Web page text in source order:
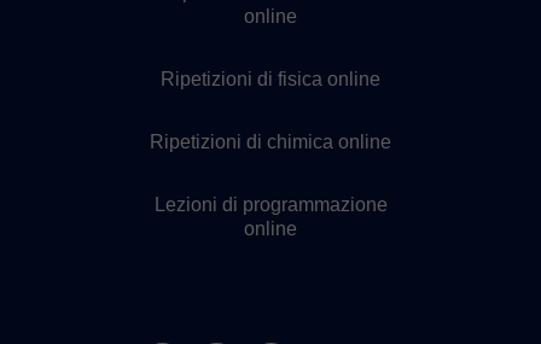
online
Ripetizioni di fisica online
Ripetizioni di chimica online
Lezioni di programmazione
online